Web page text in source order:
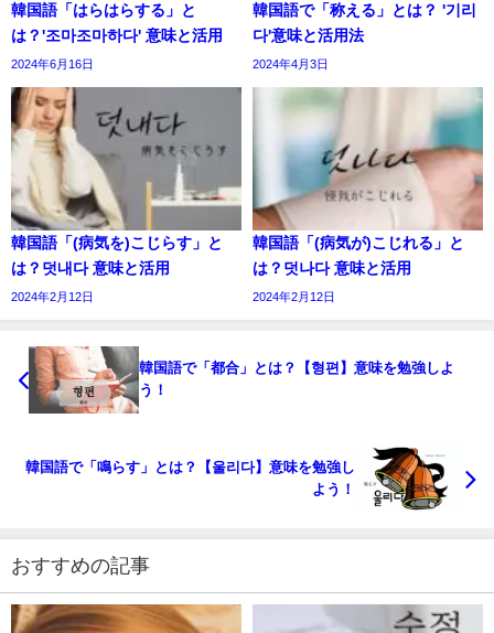
韓国語「はらはらする」と
は？'조마조마하다' 意味と活用
2024年6月16日
韓国語で「称える」とは？ '기리
다'意味と活用法
2024年4月3日
韓国語「(病気を)こじらす」と
は？덧내다 意味と活用
2024年2月12日
韓国語「(病気が)こじれる」と
は？덧나다 意味と活用
2024年2月12日
韓国語で「都合」とは？【형편】意味を勉強しよ
う！
韓国語で「鳴らす」とは？【울리다】意味を勉強し
よう！
おすすめの記事